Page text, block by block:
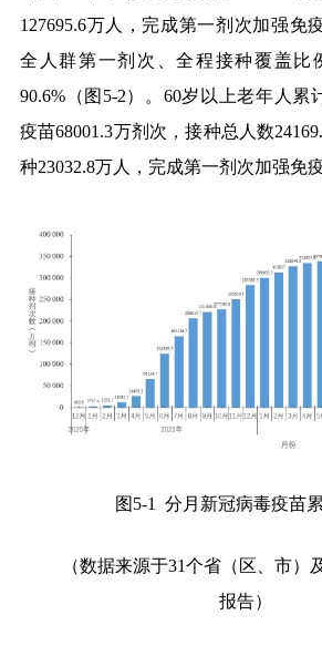
127695.6万人，完成第一剂次加强免
全人群第一剂次、全程接种覆盖比
90.6%（图 5-2）。 60岁以上老年人累
疫苗68001.3万剂次，接种总人数
种23032.8万人，完成第一剂次加强免
图5-1 分月新冠病毒疫苗
（数据来源于31个省（区、市）
报告）